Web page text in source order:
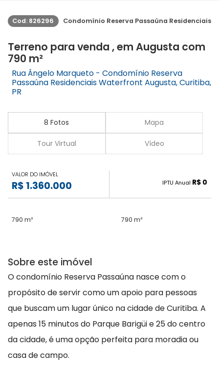
Cod: 826296 Condomínio Reserva Passaúna Residenciais
Terreno para venda , em Augusta com
790 m²
Rua Ângelo Marqueto - Condomínio Reserva
Passaúna Residenciais Waterfront Augusta, Curitiba,
PR
8 Fotos Mapa
Tour Virtual Vídeo
VALOR DO IMÓVEL
R$ 1.360.000 IPTU Anual R$ 0
790 m² 790 m²
Sobre este imóvel
O condomínio Reserva Passaúna nasce com o
propósito de servir como um apoio para pessoas
que buscam um lugar único na cidade de Curitiba. A
apenas 15 minutos do Parque Barigüi e 25 do centro
da cidade, é uma opção perfeita para moradia ou
casa de campo.